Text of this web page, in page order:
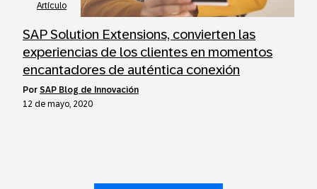
Artículo
SAP Solution Extensions, convierten las
experiencias de los clientes en momentos
encantadores de auténtica conexión
por SAP Blog de Innovación
12 de mayo, 2020